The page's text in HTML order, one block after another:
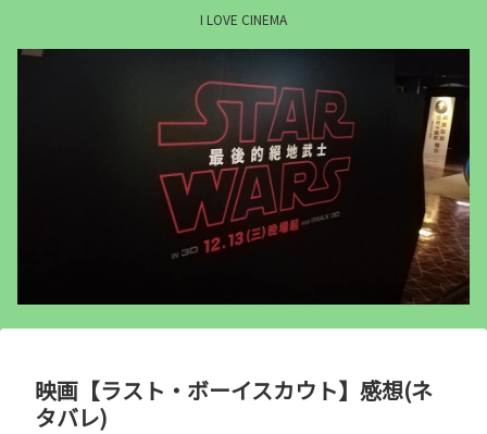
I LOVE CINEMA
映画【ラスト・ボーイスカウト】感想(ネ
タバレ)